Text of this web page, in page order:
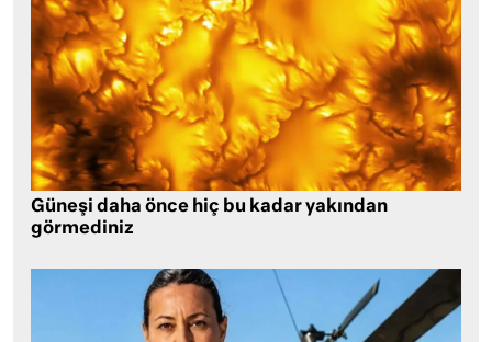
Güneşi daha önce hiç bu kadar yakından
görmediniz